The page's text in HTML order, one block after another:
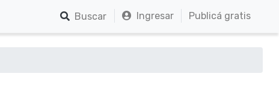
Buscar Ingresar Publicá gratis